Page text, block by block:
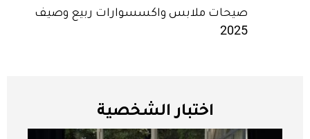
صيحات ملابس واكسسوارات ربيع وصيف
2025
اختبار الشخصية